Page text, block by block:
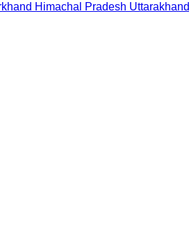
Himachal Pradesh Uttarakhand